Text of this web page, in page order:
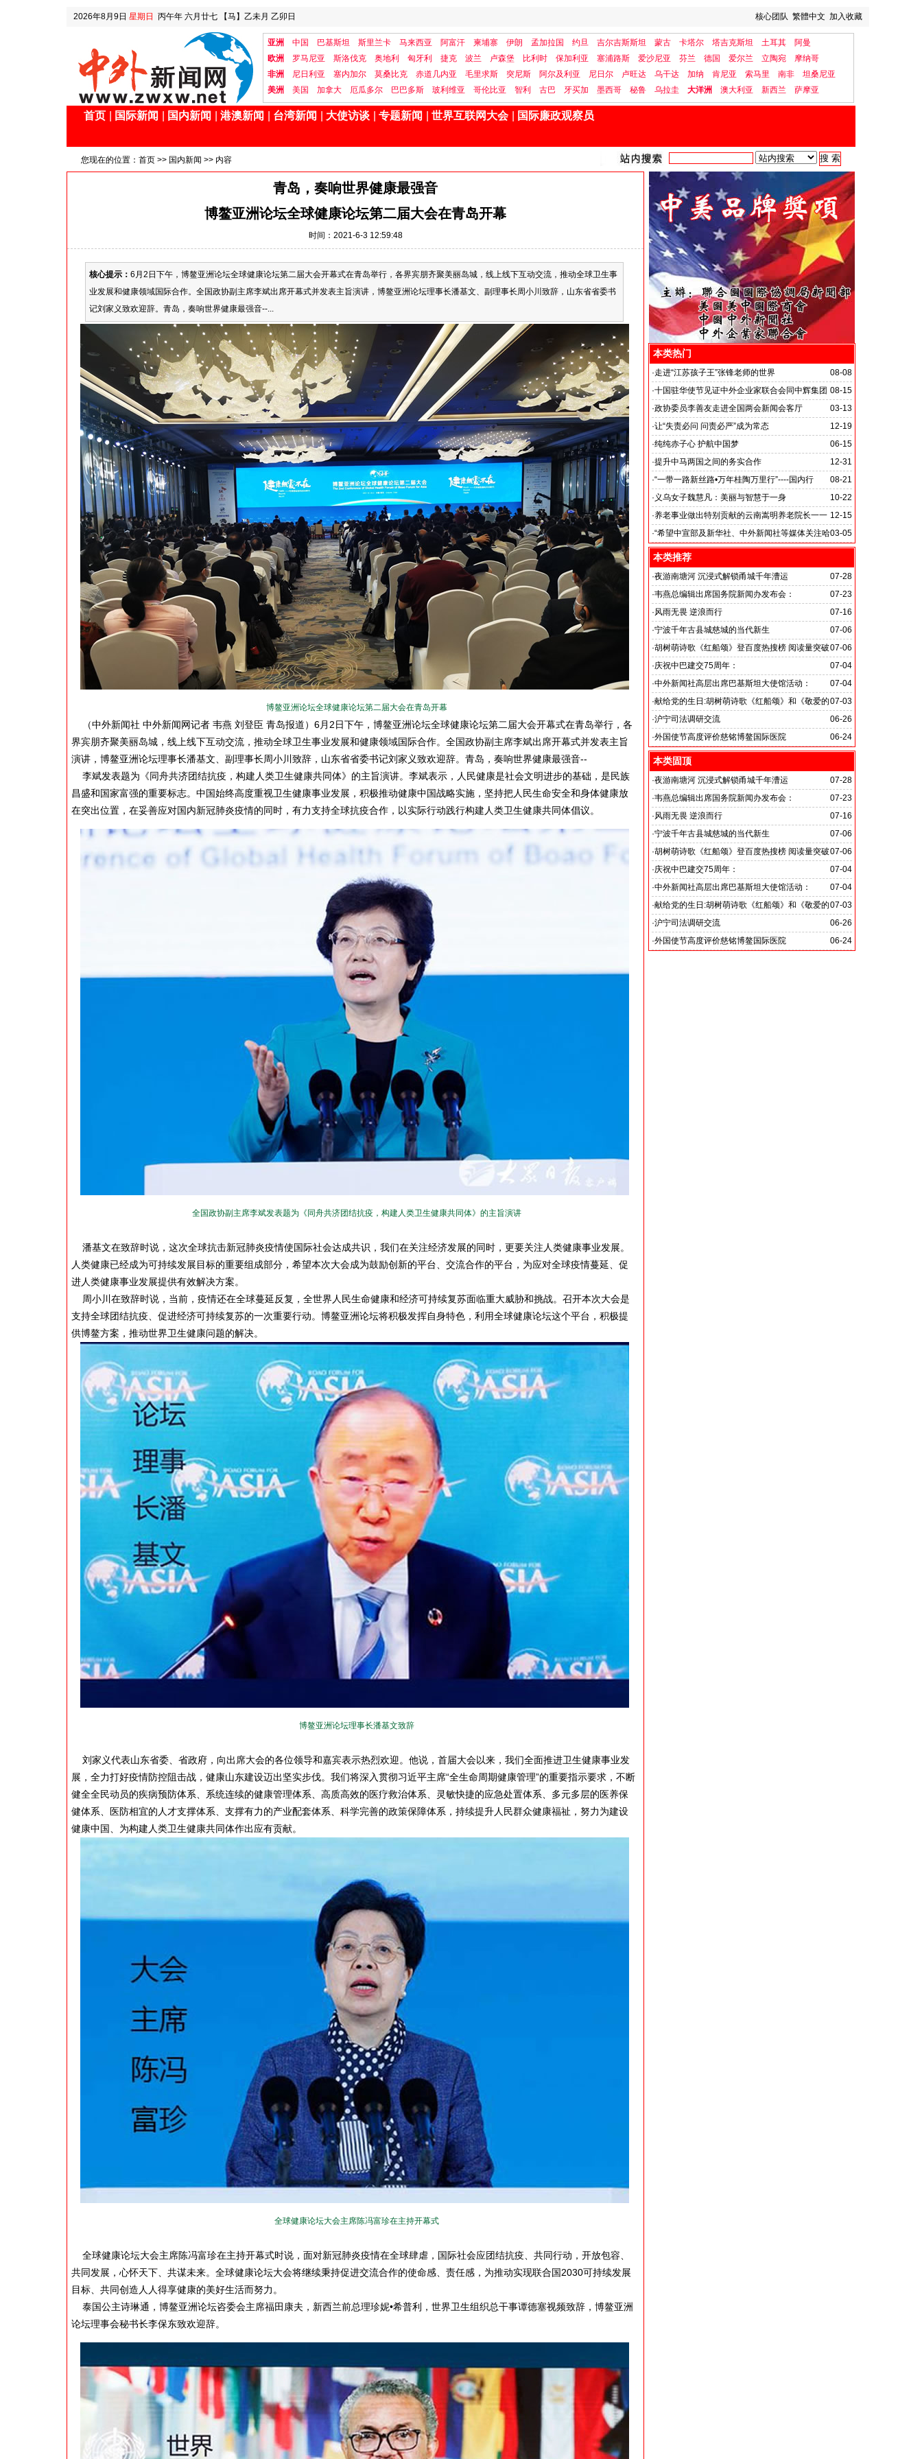
核心团队 繁體中文 加入收藏
2026年8月9日 星期日 丙午年 六月廿七 【马】乙未月 乙卯日
亚洲 中国 巴基斯坦 斯里兰卡 马来西亚 阿富汗 柬埔寨 伊朗 孟加拉国 约旦 吉尔吉斯斯坦 蒙古 卡塔尔 塔吉克斯坦 土耳其
阿曼
欧洲
罗马尼亚 斯洛伐克 奥地利 匈牙利 捷克 波兰 卢森堡 比利时 保加利亚 塞浦路斯 爱沙尼亚 芬兰 德国 爱尔兰 立陶宛
摩纳哥
非洲
尼日利亚 塞内加尔 莫桑比克 赤道几内亚 毛里求斯 突尼斯 阿尔及利亚 尼日尔 卢旺达 乌干达 加纳 肯尼亚 索马里 南非
坦桑尼亚
美洲
美国 加拿大 厄瓜多尔 巴巴多斯 玻利维亚 哥伦比亚 智利 古巴 牙买加 墨西哥 秘鲁 乌拉圭 大洋洲 澳大利亚 新西兰 萨摩亚
首页 国际新闻 国内新闻 港澳新闻 台湾新闻 大使访谈 专题新闻 世界互联网大会 国际廉政观察员
您现在的位置： 首页 >> 国内新闻 >> 内容
青岛，奏响世界健康最强音
博鳌亚洲论坛全球健康论坛第二届大会在青岛开幕
时间：2021-6-3 12:59:48
核心提示： 6月2日下午，博鳌亚洲论坛全球健康论坛第二届大会开幕式在青岛举行，各界宾朋齐聚美丽岛城，线上线下互动交流，推动全球卫生事
业发展和健康领域国际合作。全国政协副主席李斌出席开幕式并发表主旨演讲，博鳌亚洲论坛理事长潘基文、副理事长周小川致辞，山东省省委书
记刘家义致欢迎辞。青岛，奏响世界健康最强音--...
博鳌亚洲论坛全球健康论坛第二届大会在青岛开幕
（中外新闻社 中外新闻网记者 韦燕 刘登臣 青岛报道）6月2日下午，博鳌亚洲论坛全球健康论坛第二届大会开幕式在青岛举行，各
界宾朋齐聚美丽岛城，线上线下互动交流，推动全球卫生事业发展和健康领域国际合作。全国政协副主席李斌出席开幕式并发表主旨
演讲，博鳌亚洲论坛理事长潘基文、副理事长周小川致辞，山东省省委书记刘家义致欢迎辞。青岛，奏响世界健康最强音--
李斌发表题为《同舟共济团结抗疫，构建人类卫生健康共同体》的主旨演讲。李斌表示，人民健康是社会文明进步的基础，是民族
昌盛和国家富强的重要标志。中国始终高度重视卫生健康事业发展，积极推动健康中国战略实施，坚持把人民生命安全和身体健康放
在突出位置，在妥善应对国内新冠肺炎疫情的同时，有力支持全球抗疫合作，以实际行动践行构建人类卫生健康共同体倡议。
全国政协副主席李斌发表题为《同舟共济团结抗疫，构建人类卫生健康共同体》的主旨演讲
潘基文在致辞时说，这次全球抗击新冠肺炎疫情使国际社会达成共识，我们在关注经济发展的同时，更要关注人类健康事业发展。
人类健康已经成为可持续发展目标的重要组成部分，希望本次大会成为鼓励创新的平台、交流合作的平台，为应对全球疫情蔓延、促
进人类健康事业发展提供有效解决方案。
周小川在致辞时说，当前，疫情还在全球蔓延反复，全世界人民生命健康和经济可持续复苏面临重大威胁和挑战。召开本次大会是
支持全球团结抗疫、促进经济可持续复苏的一次重要行动。博鳌亚洲论坛将积极发挥自身特色，利用全球健康论坛这个平台，积极提
供博鳌方案，推动世界卫生健康问题的解决。
博鳌亚洲论坛理事长潘基文致辞
刘家义代表山东省委、省政府，向出席大会的各位领导和嘉宾表示热烈欢迎。他说，首届大会以来，我们全面推进卫生健康事业发
展，全力打好疫情防控阻击战，健康山东建设迈出坚实步伐。我们将深入贯彻习近平主席“全生命周期健康管理”的重要指示要求，不断
健全全民动员的疾病预防体系、系统连续的健康管理体系、高质高效的医疗救治体系、灵敏快捷的应急处置体系、多元多层的医养保
健体系、医防相宜的人才支撑体系、支撑有力的产业配套体系、科学完善的政策保障体系，持续提升人民群众健康福祉，努力为建设
健康中国、为构建人类卫生健康共同体作出应有贡献。
全球健康论坛大会主席陈冯富珍在主持开幕式
全球健康论坛大会主席陈冯富珍在主持开幕式时说，面对新冠肺炎疫情在全球肆虐，国际社会应团结抗疫、共同行动，开放包容、
共同发展，心怀天下、共谋未来。全球健康论坛大会将继续秉持促进交流合作的使命感、责任感，为推动实现联合国2030可持续发展
目标、共同创造人人得享健康的美好生活而努力。
泰国公主诗琳通，博鳌亚洲论坛咨委会主席福田康夫，新西兰前总理珍妮•希普利，世界卫生组织总干事谭德塞视频致辞，博鳌亚洲
论坛理事会秘书长李保东致欢迎辞。
本类热门
08-08
·走进“江苏孩子王”张锋老师的世界
08-15
·十国驻华使节见证中外企业家联合会同中辉集团
签署战略合作备忘录
03-13
·政协委员李善友走进全国两会新闻会客厅
12-19
·让“失责必问 问责必严”成为常态
06-15
·纯纯赤子心 护航中国梦
12-31
·提升中马两国之间的务实合作
马达加斯加总统埃里会见中国艺术银行董事长、中外新
闻社社务会主席徐志强先生并达成多项合作协议
08-21
·“一带一路新丝路•万年桂陶万里行”----国内行
10-22
· 义乌女子魏慧凡：美丽与智慧于一身
12-15
·养老事业做出特别贡献的云南嵩明养老院长一一
李丽琼
03-05
·“希望中宣部及新华社、中外新闻社等媒体关注哈
尔滨的发展”
本类推荐
07-28
·夜游南塘河 沉浸式解锁甬城千年漕运
07-23
·韦燕总编辑出席国务院新闻办发布会：
关注海关总署“十五五”时期守好国门安全
07-16
·风雨无畏 逆浪而行
旭日应急救援队硬核抗巴“威风”护平安
07-06
·宁波千年古县城慈城的当代新生
07-06
·胡树萌诗歌《红船颂》登百度热搜榜 阅读量突破
数亿次 打破“曲高和寡”的传播困境
07-04
·庆祝中巴建交75周年：
韦燕总裁同多国大使出席巴基斯坦驻华大使馆举办“芒果
节”
07-04
·中外新闻社高层出席巴基斯坦大使馆活动：
医药、保健和生物科技职业技术教育与培训专题研讨会
07-03
·献给党的生日:胡树萌诗歌《红船颂》和《敬爱的
党啊 我怎能不为你放声歌唱》
06-26
·沪宁司法调研交流
共探司法鉴定发展新路
06-24
·外国使节高度评价慈铭博鳌国际医院
本类固顶
07-28
·夜游南塘河 沉浸式解锁甬城千年漕运
07-23
·韦燕总编辑出席国务院新闻办发布会：
关注海关总署“十五五”时期守好国门安全
07-16
·风雨无畏 逆浪而行
旭日应急救援队硬核抗巴“威风”护平安
07-06
·宁波千年古县城慈城的当代新生
07-06
·胡树萌诗歌《红船颂》登百度热搜榜 阅读量突破
数亿次 打破“曲高和寡”的传播困境
07-04
·庆祝中巴建交75周年：
韦燕总裁同多国大使出席巴基斯坦驻华大使馆举办“芒果
节”
07-04
·中外新闻社高层出席巴基斯坦大使馆活动：
医药、保健和生物科技职业技术教育与培训专题研讨会
07-03
·献给党的生日:胡树萌诗歌《红船颂》和《敬爱的
党啊 我怎能不为你放声歌唱》
06-26
·沪宁司法调研交流
共探司法鉴定发展新路
06-24
·外国使节高度评价慈铭博鳌国际医院